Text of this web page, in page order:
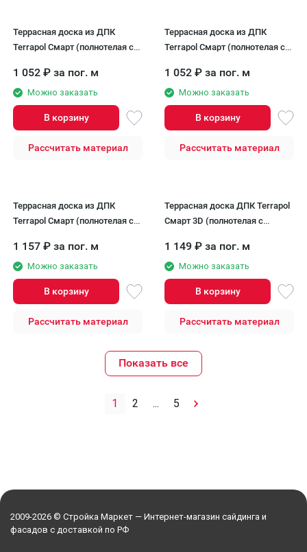
Террасная доска из ДПК
Terrapol Смарт (полнотелая с
1 052 ₽ за пог. м
Можно заказать
В корзину
Рассчитать материал
Террасная доска из ДПК
Terrapol Смарт (полнотелая с
1 052 ₽ за пог. м
Можно заказать
В корзину
Рассчитать материал
Террасная доска из ДПК
Terrapol Смарт (полнотелая с
1 157 ₽ за пог. м
Можно заказать
В корзину
Рассчитать материал
Террасная доска ДПК Terrapol
Смарт 3D (полнотелая с
1 149 ₽ за пог. м
Можно заказать
В корзину
Рассчитать материал
Показать все
1 2 ... 5
2009-2026 © Стройка Маркет — Интернет-магазин сайдинга и
фасадов с доставкой по РФ